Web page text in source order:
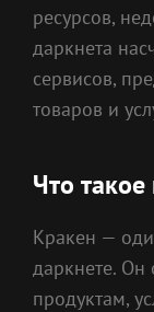
ресурсов,
даркнета
сервисов,
товаров и
Что
Кракен —
даркнете. Он
продуктам,